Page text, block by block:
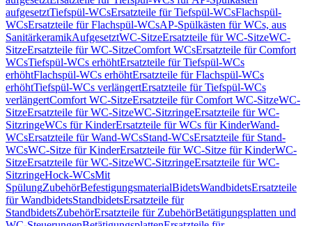
aufgesetztTiefspül-WCsErsatzteile für Tiefspül-WCsFlachspül-
WCsErsatzteile für Flachspül-WCsAP-Spülkästen für WCs, aus
SanitärkeramikAufgesetztWC-SitzeErsatzteile für WC-SitzeWC-
SitzeErsatzteile für WC-SitzeComfort WCsErsatzteile für Comfort
WCsTiefspül-WCs erhöhtErsatzteile für Tiefspül-WCs
erhöhtFlachspül-WCs erhöhtErsatzteile für Flachspül-WCs
erhöhtTiefspül-WCs verlängertErsatzteile für Tiefspül-WCs
verlängertComfort WC-SitzeErsatzteile für Comfort WC-SitzeWC-
SitzeErsatzteile für WC-SitzeWC-SitzringeErsatzteile für WC-
SitzringeWCs für KinderErsatzteile für WCs für KinderWand-
WCsErsatzteile für Wand-WCsStand-WCsErsatzteile für Stand-
WCsWC-Sitze für KinderErsatzteile für WC-Sitze für KinderWC-
SitzeErsatzteile für WC-SitzeWC-SitzringeErsatzteile für WC-
SitzringeHock-WCsMit
SpülungZubehörBefestigungsmaterialBidetsWandbidetsErsatzteile
für WandbidetsStandbidetsErsatzteile für
StandbidetsZubehörErsatzteile für ZubehörBetätigungsplatten und